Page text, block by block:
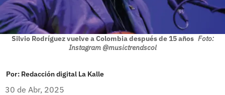
Silvio Rodríguez vuelve a Colombia después de 15 años Foto:
Instagram @musictrendscol
Por: Redacción digital La Kalle
30 de Abr, 2025